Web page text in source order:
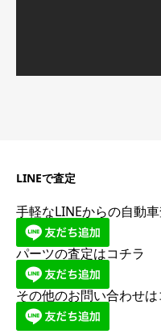
LINEで査定
手軽なLINEからの自動
パーツの査定はコチラ
その他のお問い合わせは